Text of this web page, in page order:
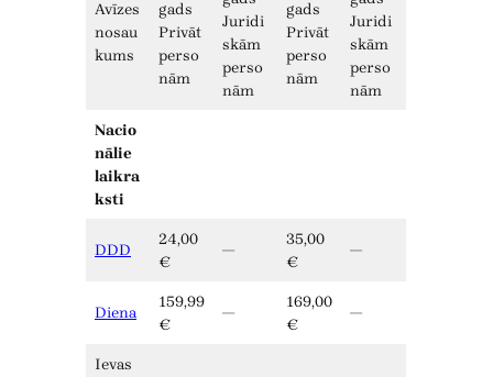
Avīzes
nosau
kums
gads
Privāt
perso
nām
Juridi
skām
perso
nām
gads
Privāt
perso
nām
Juridi
skām
perso
nām
Nacio
nālie
laikra
ksti
DDD
24,00
€
—
35,00
€
—
Diena
159,99
€
—
169,00
€
—
Ievas